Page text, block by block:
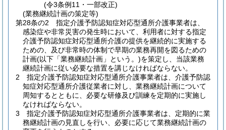
(令3条例11・一部改正)
(業務継続計画の策定等)
第28条の2
指定介護予防認知症対応型通所介護事業者は、
感染症や非常災害の発生時において、利用者に対する指定
介護予防認知症対応型通所介護の提供を継続的に実施する
ための、及び非常時の体制で早期の業務再開を図るための
計画(以下「業務継続計画」という。)を策定し、当該業務
継続計画に従い必要な措置を講じなければならない。
2
指定介護予防認知症対応型通所介護事業者は、介護予防認
知症対応型通所介護従業者に対し、業務継続計画について
周知するとともに、必要な研修及び訓練を定期的に実施し
なければならない。
3
指定介護予防認知症対応型通所介護事業者は、定期的に業
務継続計画の見直しを行い、必要に応じて業務継続計画の